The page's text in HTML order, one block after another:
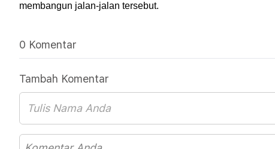
membangun jalan-jalan tersebut.
0 Komentar
Tambah Komentar